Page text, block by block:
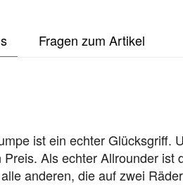
Fragen zum Artikel
ist ein echter Glücksgriff.
Als echter Allrounder ist
anderen, die auf zwei